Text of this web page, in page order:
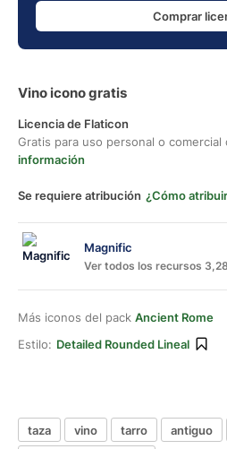
Comprar
Vino icono gratis
Licencia de Flaticon
Gratis para uso personal o comercial
información
Se requiere atribución ¿Cómo
Magnific
Ver todos los recursos
Más iconos del pack Ancient Rome
Estilo: Detailed Rounded Lineal
taza vino tarro antiguo